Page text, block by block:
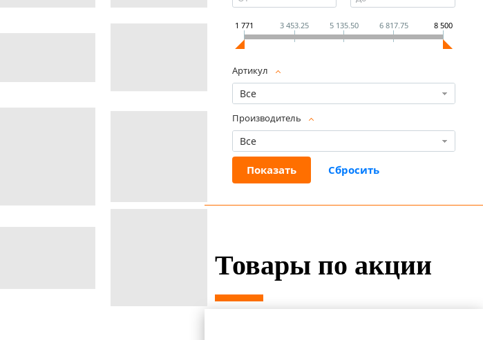
1 771 3 453.25 5 135.50 6 817.75 8 500
Артикул
Все
Производитель
Все
Товары по акции